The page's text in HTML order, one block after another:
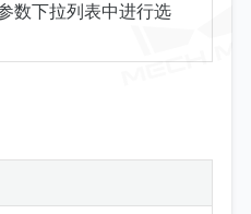
数下拉列表中进行选